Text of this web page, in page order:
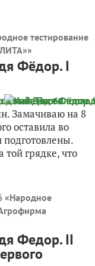
тестирование
»
Фёдор. I
Замачиваю на 8
оставила во
подготовлены.
грядке, что
«Народное
Федор. II